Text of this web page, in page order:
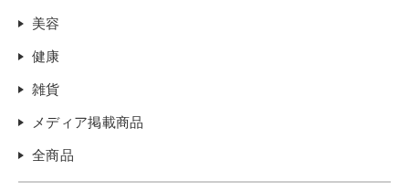
美容
健康
雑貨
メディア掲載商品
全商品